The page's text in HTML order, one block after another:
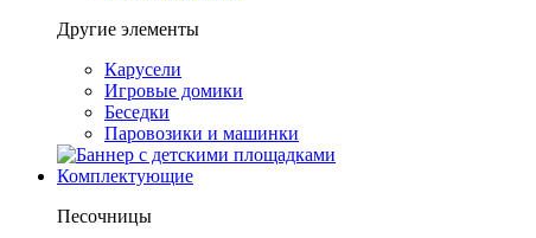
Другие элементы
Карусели
Игровые домики
Беседки
Паровозики и машинки
Комплектующие
Песочницы